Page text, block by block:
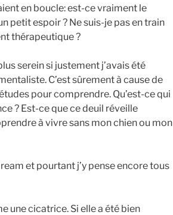
en boucle: est-ce vraiment le
petit espoir ? Ne suis-je pas en train
thérapeutique ?
serein si justement j’avais été
C’est sûrement à cause de
pour comprendre. Qu’est-ce qui
? Est-ce que ce deuil réveille
à vivre sans mon chien ou mon
et pourtant j’y pense encore tous
une cicatrice. Si elle a été bien